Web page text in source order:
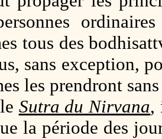
tous des
sans exception,
les prendront
Sutra du Nirvana,
la période des